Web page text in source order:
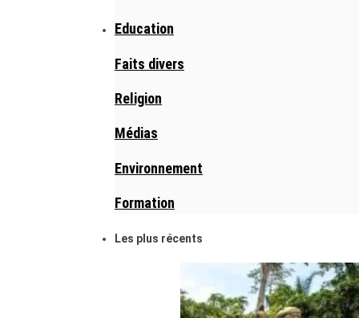
Education
Faits divers
Religion
Médias
Environnement
Formation
Les plus récents